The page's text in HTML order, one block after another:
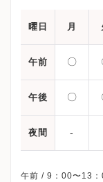
曜日 月
午前 〇
午後 〇
夜間 -
午前 / 9：00〜13